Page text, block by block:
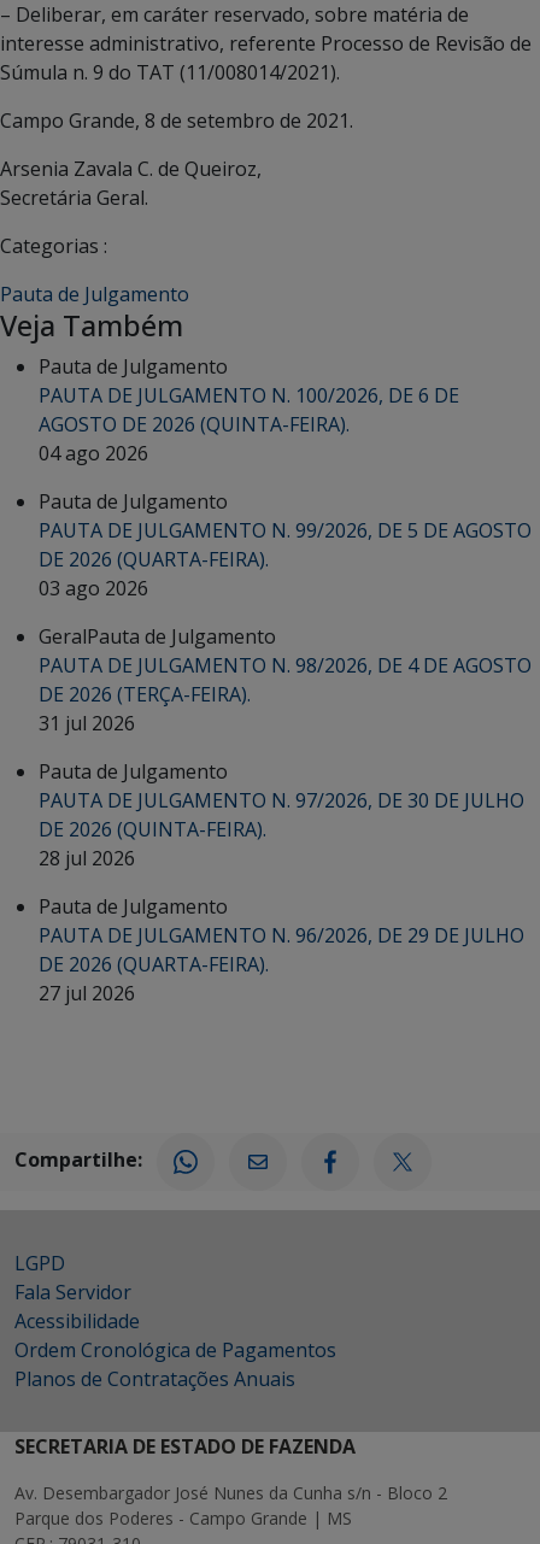
– Deliberar, em caráter reservado, sobre matéria de
interesse administrativo, referente Processo de Revisão de
Súmula n. 9 do TAT (11/008014/2021).
Campo Grande, 8 de setembro de 2021.
Arsenia Zavala C. de Queiroz,
Secretária Geral.
Categorias :
Pauta de Julgamento
Veja Também
Pauta de Julgamento
PAUTA DE JULGAMENTO N. 100/2026, DE 6 DE
AGOSTO DE 2026 (QUINTA-FEIRA).
04 ago 2026
Pauta de Julgamento
PAUTA DE JULGAMENTO N. 99/2026, DE 5 DE AGOSTO
DE 2026 (QUARTA-FEIRA).
03 ago 2026
GeralPauta de Julgamento
PAUTA DE JULGAMENTO N. 98/2026, DE 4 DE AGOSTO
DE 2026 (TERÇA-FEIRA).
31 jul 2026
Pauta de Julgamento
PAUTA DE JULGAMENTO N. 97/2026, DE 30 DE JULHO
DE 2026 (QUINTA-FEIRA).
28 jul 2026
Pauta de Julgamento
PAUTA DE JULGAMENTO N. 96/2026, DE 29 DE JULHO
DE 2026 (QUARTA-FEIRA).
27 jul 2026
Compartilhe:
LGPD
Fala Servidor
Acessibilidade
Ordem Cronológica de Pagamentos
Planos de Contratações Anuais
SECRETARIA DE ESTADO DE FAZENDA
Av. Desembargador José Nunes da Cunha s/n - Bloco 2
Parque dos Poderes - Campo Grande | MS